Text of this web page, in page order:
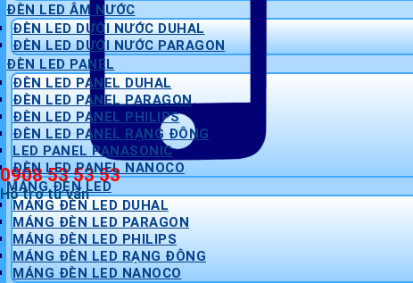
0908 53 53 53
Hỗ trợ tư vấn
ĐÈN LED ÂM NƯỚC
ĐÈN LED DƯỚI NƯỚC DUHAL
ĐÈN LED DƯỚI NƯỚC PARAGON
ĐÈN LED PANEL
ĐÈN LED PANEL DUHAL
ĐÈN LED PANEL PARAGON
ĐÈN LED PANEL PHILIPS
ĐÈN LED PANEL RẠNG ĐÔNG
LED PANEL PANASONIC
ĐÈN LED PANEL NANOCO
MÁNG ĐÈN LED
MÁNG ĐÈN LED DUHAL
MÁNG ĐÈN LED PARAGON
MÁNG ĐÈN LED PHILIPS
MÁNG ĐÈN LED RẠNG ĐÔNG
MÁNG ĐÈN LED NANOCO